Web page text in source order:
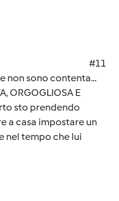
#11
non sono contenta...
ORGOGLIOSA E
sto prendendo
a casa impostare un
nel tempo che lui